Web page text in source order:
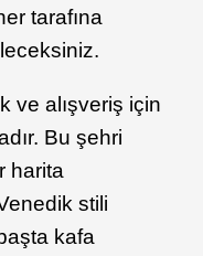
tarafına
ve alışveriş için
Bu şehri
harita
stili
kafa